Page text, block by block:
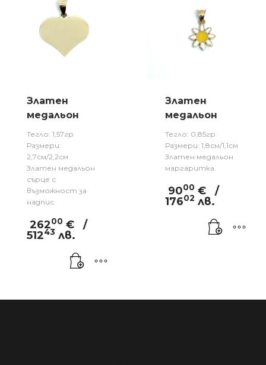
Златен
медальон
Тегло: 1,57гр
Размери:
2,7см/2,2см
Златен медальон
сърце с
възможност за
надпис.
26200 €
/
51243 лв.
Златен
медальон
Тегло: 0,85гр
Размери: 1,8см/1,1см
Златен медальон
маргаритка.
9000 €
/
17602 лв.